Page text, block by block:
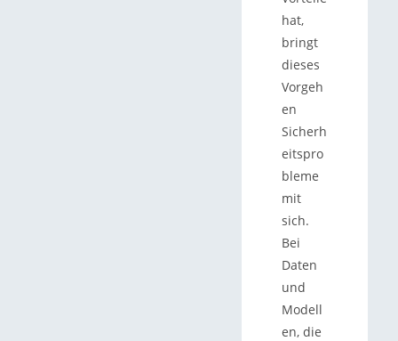
hat,
bringt
dieses
Vorgeh
en
Sicherh
eitspro
bleme
mit
sich.
Bei
Daten
und
Modell
en, die